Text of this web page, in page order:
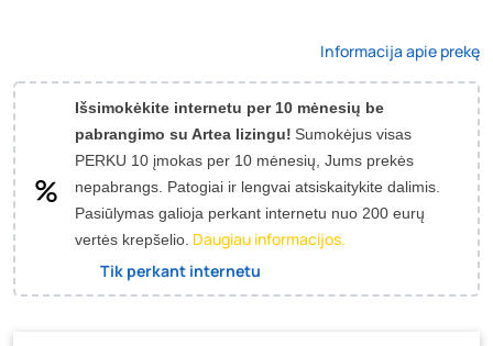
Informacija apie prekę
Išsimokėkite internetu per 10 mėnesių be
pabrangimo su Artea lizingu! Sumokėjus visas
PERKU 10 įmokas per 10 mėnesių, Jums prekės
nepabrangs. Patogiai ir lengvai atsiskaitykite dalimis.
Pasiūlymas galioja perkant internetu nuo 200 eurų
vertės krepšelio. Daugiau informacijos.
Tik perkant internetu